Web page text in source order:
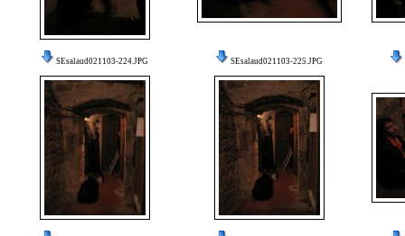
SEsalaud021103-224.JPG SEsalaud021103-225.JPG